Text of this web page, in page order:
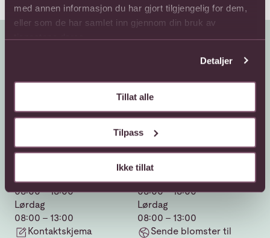
med annen informasjon du har gjort tilgjengelig for dem,
eller som de har samlet inn gjennom din bruk av
tjenestene deres.
Detaljer
Tillat alle
Tilpass
Ikke tillat
Mandag - fredag
08:00 - 18:00
Lørdag
08:00 - 13:00
Kontaktskjema
Sende blomster
800 40 400
08:00 - 18:00
Lørdag
08:00 - 13:00
Sende blomster til